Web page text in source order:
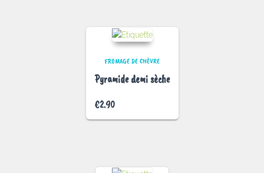
FROMAGE DE CHÈVRE
Pyramide demi sèche
€2.90